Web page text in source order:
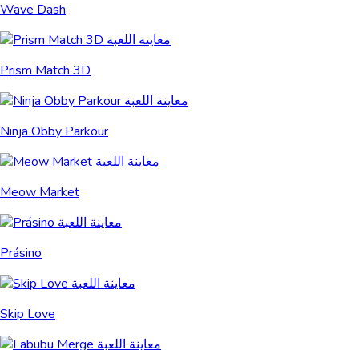
Wave Dash
Prism Match 3D
Ninja Obby Parkour
Meow Market
Prásino
Skip Love